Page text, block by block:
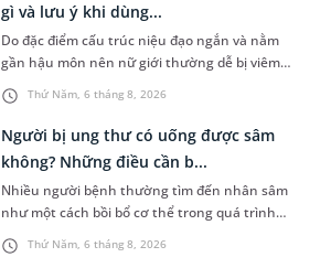
Thứ Năm, 6 tháng 8, 2026
gì và lưu ý khi dùng...
Do đặc điểm cấu trúc niệu đạo ngắn và nằm
gần hậu môn nên nữ giới thường dễ bị viêm
đường tiết niệu hơn nam giới. Tùy theo nguyên
nhân, mức độ nhiễm trùng và...
Thứ Năm, 6 tháng 8, 2026
Người bị ung thư có uống được sâm
không? Những điều cần b...
Nhiều người bệnh thường tìm đến nhân sâm
như một cách bồi bổ cơ thể trong quá trình
điều trị ung thư. Tuy nhiên, câu hỏi người bị
ung thư có uống được sâm kh...